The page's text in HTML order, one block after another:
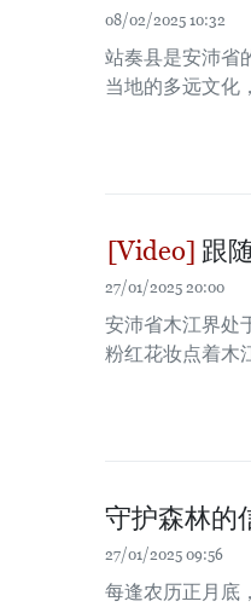
08/02/2025 10:32
站奏县是安沛省
当地的多远文化
跟
27/01/2025 20:00
安沛省木江界处
粉红花妆点着木
守护森林的
27/01/2025 09:56
每逢农历正月底